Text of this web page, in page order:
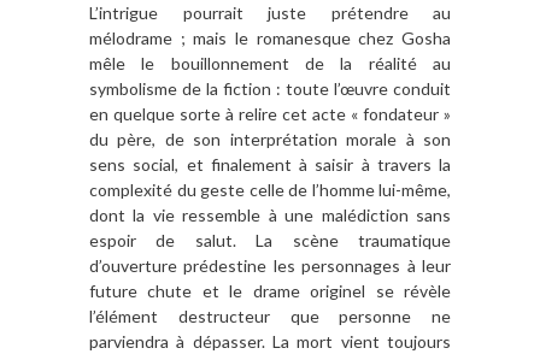
L’intrigue pourrait juste prétendre au
mélodrame ; mais le romanesque chez Gosha
mêle le bouillonnement de la réalité au
symbolisme de la fiction : toute l’œuvre conduit
en quelque sorte à relire cet acte « fondateur »
du père, de son interprétation morale à son
sens social, et finalement à saisir à travers la
complexité du geste celle de l’homme lui-même,
dont la vie ressemble à une malédiction sans
espoir de salut. La scène traumatique
d’ouverture prédestine les personnages à leur
future chute et le drame originel se révèle
l’élément destructeur que personne ne
parviendra à dépasser. La mort vient toujours